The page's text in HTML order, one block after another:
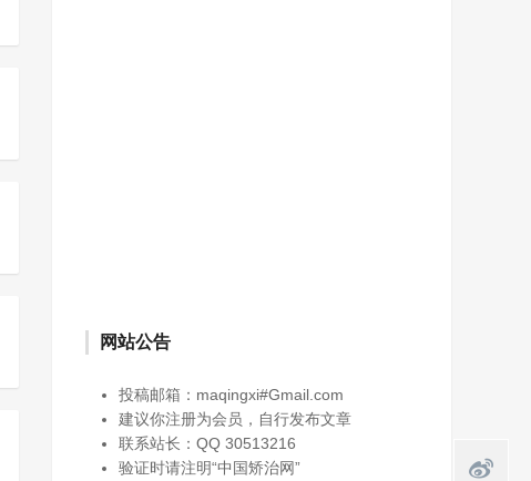
网站公告
投稿邮箱：maqingxi#Gmail.com
建议你注册为会员，自行发布文章
联系站长：QQ 30513216
验证时请注明“中国矫治网”